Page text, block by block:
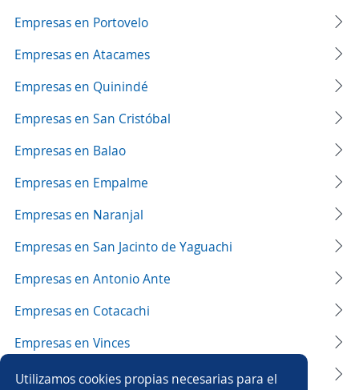
Utilizamos cookies propias necesarias para el
Empresas en Portovelo
Empresas en Atacames
Empresas en Quinindé
Empresas en San Cristóbal
Empresas en Balao
Empresas en Empalme
Empresas en Naranjal
Empresas en San Jacinto de Yaguachi
Empresas en Antonio Ante
Empresas en Cotacachi
Empresas en Vinces
Empresas en 24 de Mayo